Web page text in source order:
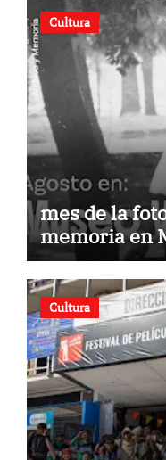
Cultura
mes de la
memoria en
Cultura